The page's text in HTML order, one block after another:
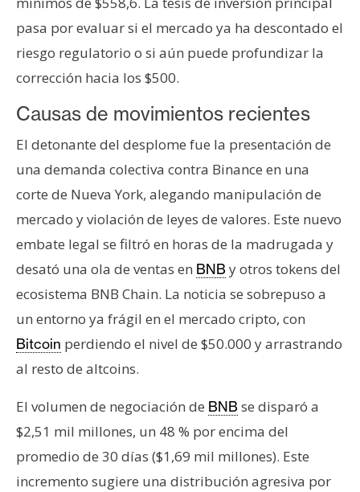
pasa por evaluar si el mercado ya ha descontado el
riesgo regulatorio o si aún puede profundizar la
corrección hacia los $500.
Causas de movimientos recientes
El detonante del desplome fue la presentación de
una demanda colectiva contra Binance en una
corte de Nueva York, alegando manipulación de
mercado y violación de leyes de valores. Este nuevo
embate legal se filtró en horas de la madrugada y
desató una ola de ventas en BNB y otros tokens del
ecosistema BNB Chain. La noticia se sobrepuso a
un entorno ya frágil en el mercado cripto, con
Bitcoin perdiendo el nivel de $50.000 y arrastrando
al resto de altcoins.
El volumen de negociación de BNB se disparó a
$2,51 mil millones, un 48 % por encima del
promedio de 30 días ($1,69 mil millones). Este
incremento sugiere una distribución agresiva por